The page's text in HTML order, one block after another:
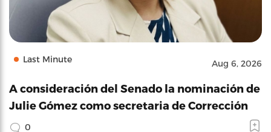
Last Minute Aug 6, 2026
A consideración del Senado la nominación de
Julie Gómez como secretaria de Corrección
0